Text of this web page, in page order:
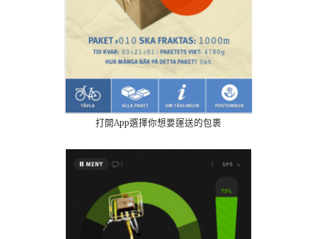
打開App選擇你想要運送的包裹